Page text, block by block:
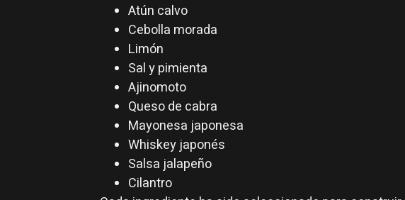
Atún calvo
Cebolla morada
Limón
Sal y pimienta
Ajinomoto
Queso de cabra
Mayonesa japonesa
Whiskey japonés
Salsa jalapeño
Cilantro